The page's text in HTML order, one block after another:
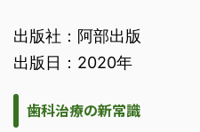
出版社：阿部出版
出版日：2020年
歯科治療の新常識